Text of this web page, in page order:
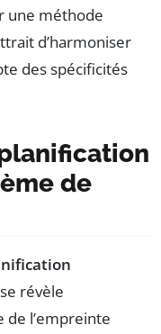
une méthode
d’harmoniser
des spécificités
de
révèle
de l’empreinte